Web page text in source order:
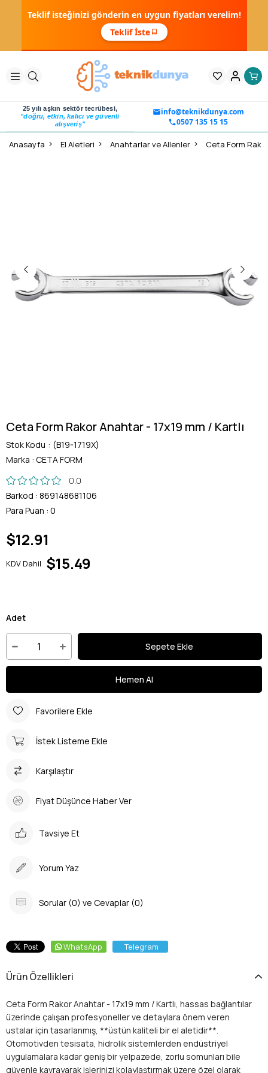
Teklif isteğinizi gönderin en uygun fiyatları verelim!
Teklif İste
25 yılı aşkın sektör tecrübesi,
"doğru, etkin, kalıcı ve güvenli
alışveriş"
info@teknikdunya.com
0507 135 15 15
Anasayfa El Aletleri Anahtarlar ve Allenler Ceta Form
Ceta Form Rakor Anahtar - 17x19 mm / Kartlı
Stok Kodu
(B19-1719X)
Marka : CETA FORM
0.0
Barkod : 869148681106
Para Puan : 0
$12.91
KDV Dahil $15.49
Adet
Favorilere Ekle
İstek Listeme Ekle
Karşılaştır
Fiyat Düşünce Haber Ver
Tavsiye Et
Yorum Yaz
Sorular (0) ve Cevaplar (0)
WhatsApp Telegram
Ürün Özellikleri
Ceta Form Rakor Anahtar - 17x19 mm / Kartlı, hassas bağlantılar
üzerinde çalışan profesyoneller ve detaylara önem veren
ustalar için tasarlanmış, **üstün kaliteli bir el aletidir**.
Otomotivden tesisata, hidrolik sistemlerden endüstriyel
uygulamalara kadar geniş bir yelpazede, zorlu somunları bile
güvenle kavrayarak işlerinizi kolaylaştırmak üzere özel olarak